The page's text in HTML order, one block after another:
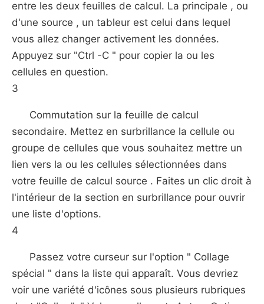
entre les deux feuilles de calcul. La principale , ou
d'une source , un tableur est celui dans lequel
vous allez changer activement les données.
Appuyez sur "Ctrl -C " pour copier la ou les
cellules en question.
3
Commutation sur la feuille de calcul
secondaire. Mettez en surbrillance la cellule ou
groupe de cellules que vous souhaitez mettre un
lien vers la ou les cellules sélectionnées dans
votre feuille de calcul source . Faites un clic droit à
l'intérieur de la section en surbrillance pour ouvrir
une liste d'options.
4
Passez votre curseur sur l'option " Collage
spécial " dans la liste qui apparaît. Vous devriez
voir une variété d'icônes sous plusieurs rubriques